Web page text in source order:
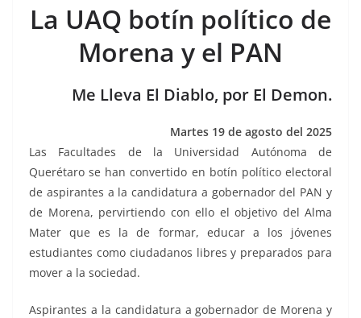
c
o
k
itt
er
ai
l
at
s
A
p
ss
e
n
g
er
e
gr
a
m
m
p
ar
tir
La UAQ botín político de
Morena y el PAN
Me Lleva El Diablo, por El Demon.
Martes 19 de agosto del 2025
Las Facultades de la Universidad Autónoma de
Querétaro se han convertido en botín político electoral
de aspirantes a la candidatura a gobernador del PAN y
de Morena, pervirtiendo con ello el objetivo del Alma
Mater que es la de formar, educar a los jóvenes
estudiantes como ciudadanos libres y preparados para
mover a la sociedad.
Aspirantes a la candidatura a gobernador de Morena y